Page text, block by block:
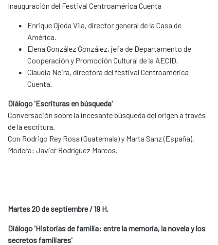
Inauguración del Festival Centroamérica Cuenta
Enrique Ojeda Vila, director general de la Casa de
América.
Elena González González, jefa de Departamento de
Cooperación y Promoción Cultural de la AECID.
Claudia Neira, directora del festival Centroamérica
Cuenta.
Diálogo 'Escrituras en búsqueda'
Conversación sobre la incesante búsqueda del origen a través
de la escritura.
Con Rodrigo Rey Rosa (Guatemala) y Marta Sanz (España).
Modera: Javier Rodríguez Marcos.
Martes 20 de septiembre / 19 H.
Diálogo 'Historias de familia: entre la memoria, la novela y los
secretos familiares'